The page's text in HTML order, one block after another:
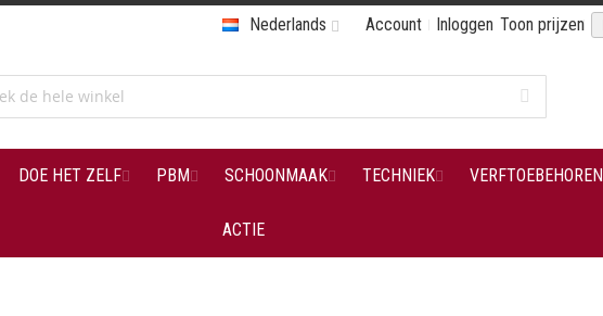
Account Inloggen Toon prijzen
Nederlands
DOE HET ZELF PBM SCHOONMAAK TECHNIEK VERFTOEBEHOREN
ACTIE